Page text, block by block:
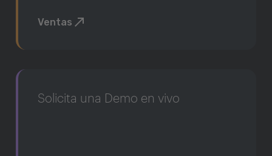
Ventas
Solicita una Demo en vivo